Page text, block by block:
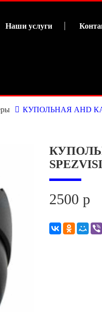
Наши услуги
КУПОЛЬНАЯ AHD
2500 р